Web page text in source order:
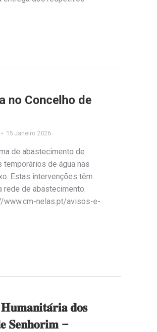
no Concelho de
15 Janeiro 2026
de abastecimento de
temporários de água nas
Estas intervenções têm
rede de abastecimento.
www.cm-nelas.pt/avisos-e-
𝐝𝐨𝐬
𝐒𝐞𝐧𝐡𝐨𝐫𝐢𝐦 –